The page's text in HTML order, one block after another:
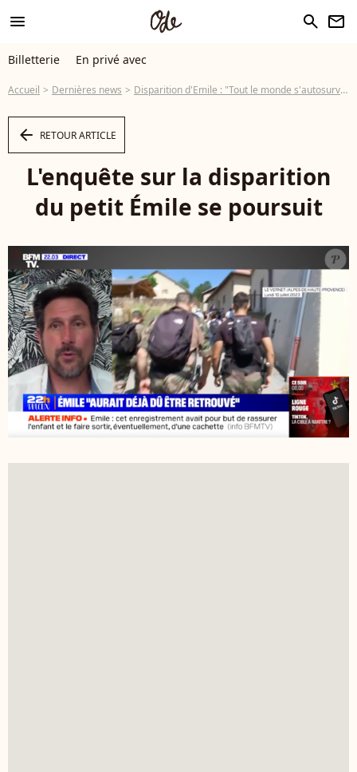
menu search newsletter
Billetterie En privé avec
Accueil Dernières news Disparition d'Emile : "Tout le monde s'autosurveille" au Vernet, les habitants plongés dans un "Cluedo grandeur nature"
arrow_left RETOUR ARTICLE
L'enquête sur la disparition
du petit Émile se poursuit